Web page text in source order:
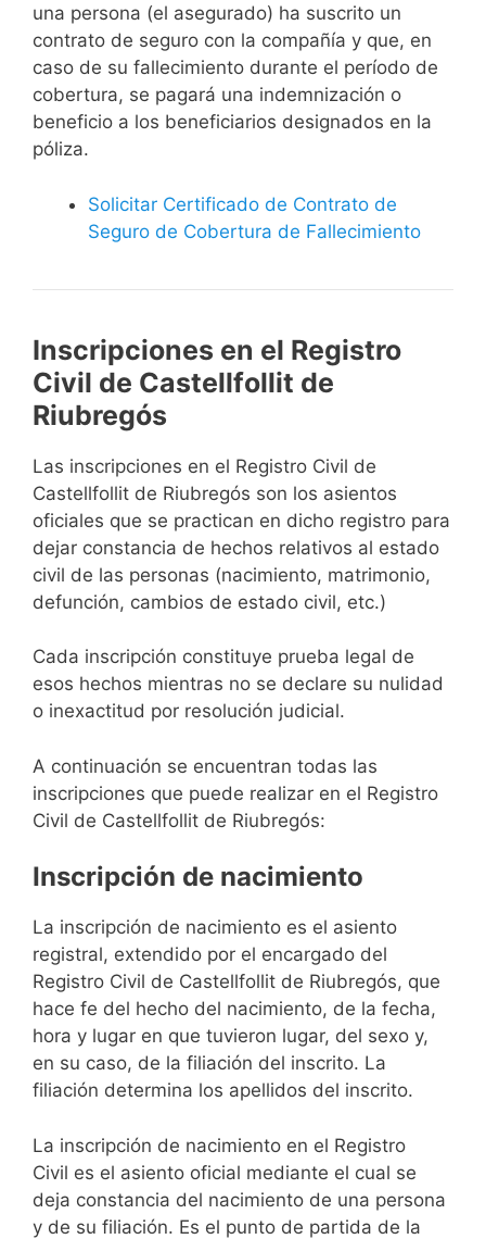
una persona (el asegurado) ha suscrito un
contrato de seguro con la compañía y que, en
caso de su fallecimiento durante el período de
cobertura, se pagará una indemnización o
beneficio a los beneficiarios designados en la
póliza.
Solicitar Certificado de Contrato de
Seguro de Cobertura de Fallecimiento
Inscripciones en el Registro
Civil de Castellfollit de
Riubregós
Las inscripciones en el Registro Civil de
Castellfollit de Riubregós son los asientos
oficiales que se practican en dicho registro para
dejar constancia de hechos relativos al estado
civil de las personas (nacimiento, matrimonio,
defunción, cambios de estado civil, etc.)
Cada inscripción constituye prueba legal de
esos hechos mientras no se declare su nulidad
o inexactitud por resolución judicial.
A continuación se encuentran todas las
inscripciones que puede realizar en el Registro
Civil de Castellfollit de Riubregós:
Inscripción de nacimiento
La inscripción de nacimiento es el asiento
registral, extendido por el encargado del
Registro Civil de Castellfollit de Riubregós, que
hace fe del hecho del nacimiento, de la fecha,
hora y lugar en que tuvieron lugar, del sexo y,
en su caso, de la filiación del inscrito. La
filiación determina los apellidos del inscrito.
La inscripción de nacimiento en el Registro
Civil es el asiento oficial mediante el cual se
deja constancia del nacimiento de una persona
y de su filiación. Es el punto de partida de la